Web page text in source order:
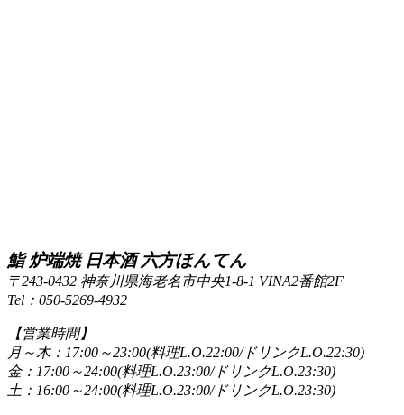
鮨 炉端焼 日本酒 六方ほんてん
〒243-0432 神奈川県海老名市中央1-8-1 VINA2番館2F
Tel：050-5269-4932
【営業時間】
月～木：17:00～23:00(料理L.O.22:00/ドリンクL.O.22:30)
金：17:00～24:00(料理L.O.23:00/ドリンクL.O.23:30)
土：16:00～24:00(料理L.O.23:00/ドリンクL.O.23:30)